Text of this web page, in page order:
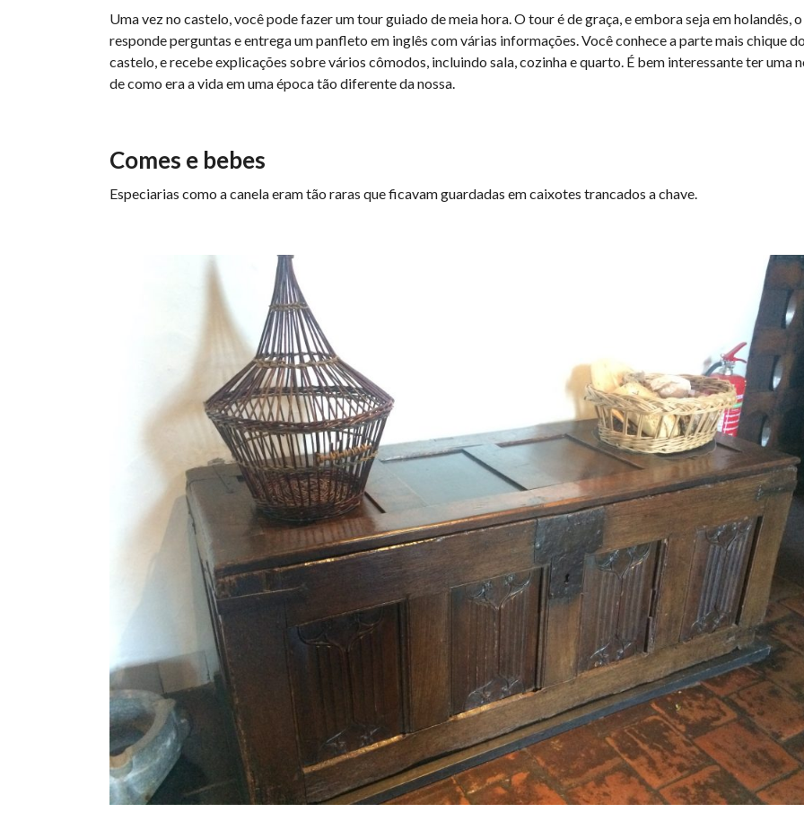
Uma vez no castelo, você pode fazer um tour guiado de meia hora. O tour é de graça, e embora seja em holandês,
responde perguntas e entrega um panfleto em inglês com várias informações. Você conhece a parte mais chique
castelo, e recebe explicações sobre vários cômodos, incluindo sala, cozinha e quarto. É bem interessante ter uma
de como era a vida em uma época tão diferente da nossa.
Comes e bebes
Especiarias como a canela eram tão raras que ficavam guardadas em caixotes trancados a chave.